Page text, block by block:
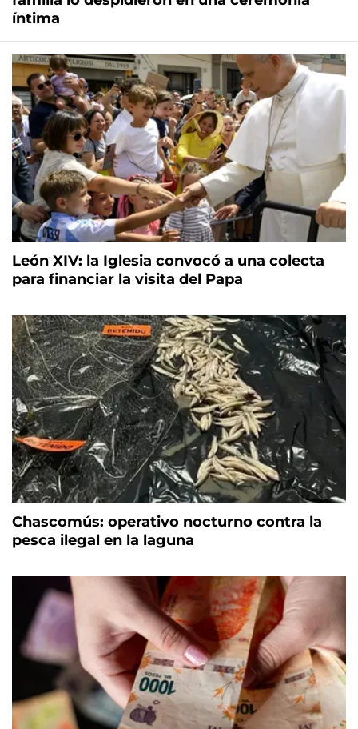
íntima
León XIV: la Iglesia convocó a una colecta
para financiar la visita del Papa
Chascomús: operativo nocturno contra la
pesca ilegal en la laguna